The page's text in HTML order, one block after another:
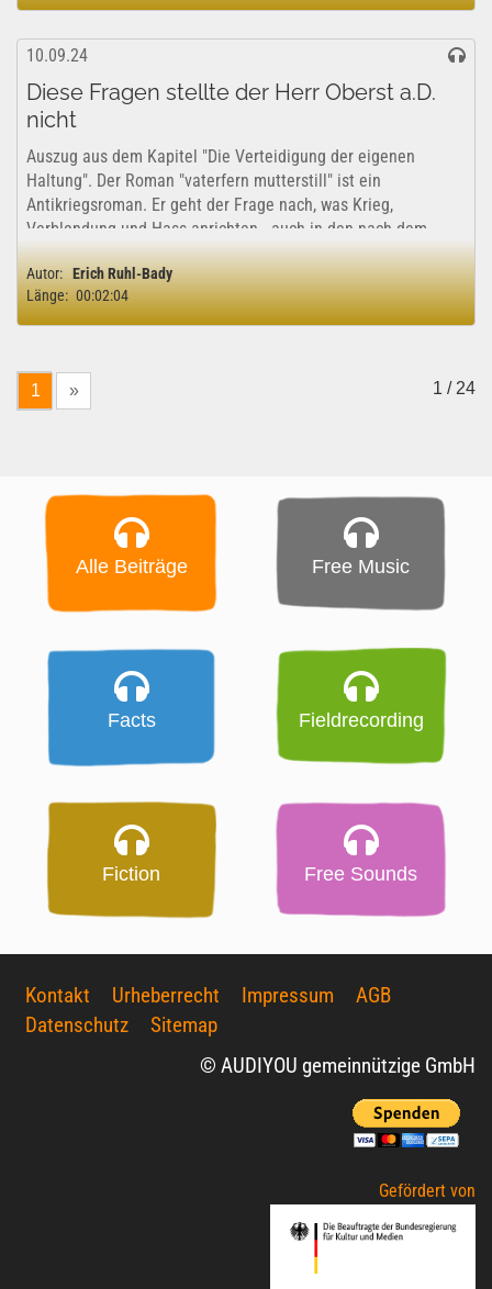
10.09.24
Diese Fragen stellte der Herr Oberst a.D.
nicht
Auszug aus dem Kapitel "Die Verteidigung der eigenen
Haltung". Der Roman "vaterfern mutterstill" ist ein
Antikriegsroman. Er geht der Frage nach, was Krieg,
Verblendung und Hass anrichten - auch in den nach dem
Unheil Geborenen. Und: Ist Umkehr möglich?...
Autor: Erich Ruhl-Bady
Länge: 00:02:04
1 » 1 / 24
Alle Beiträge Free Music
Facts Fieldrecording
Fiction Free Sounds
Kontakt Urheberrecht Impressum
AGB
Datenschutz
Sitemap
© AUDIYOU gemeinnützige GmbH
Gefördert von